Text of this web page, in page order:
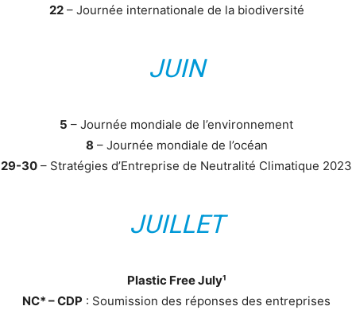
22– Journée internationale de la biodiversité
JUIN
5 – Journée mondiale de l’environnement
8 – Journée mondiale de l’océan
29-30 – Stratégies d’Entreprise de Neutralité Climatique 2023
JUILLET
Plastic Free July¹
NC* – CDP : Soumission des réponses des entreprises